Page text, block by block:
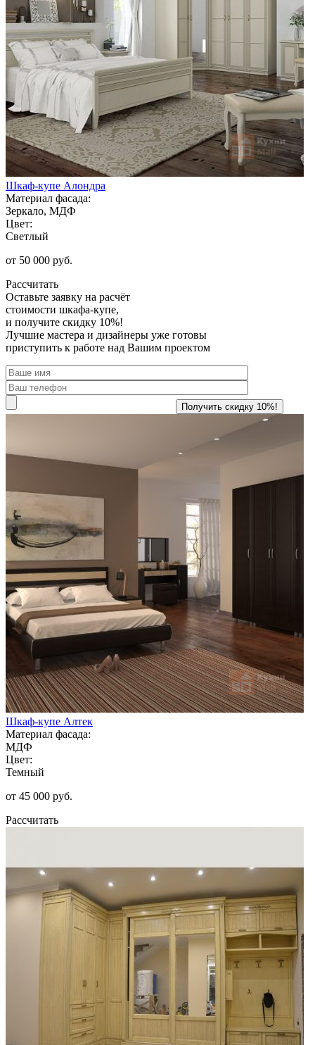
Шкаф-купе Алондра
Материал фасада:
Зеркало, МДФ
Цвет:
Светлый
от 50 000 руб.
Рассчитать
Оставьте заявку на расчёт
стоимости шкафа-купе,
и получите скидку 10%!
Лучшие мастера и дизайнеры уже готовы
приступить к работе над Вашим проектом
Шкаф-купе Алтек
Материал фасада:
МДФ
Цвет:
Темный
от 45 000 руб.
Рассчитать